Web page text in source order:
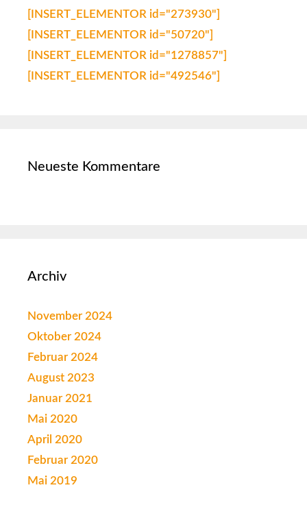
[INSERT_ELEMENTOR id="273930"]
[INSERT_ELEMENTOR id="50720"]
[INSERT_ELEMENTOR id="1278857"]
[INSERT_ELEMENTOR id="492546"]
Neueste Kommentare
Archiv
November 2024
Oktober 2024
Februar 2024
August 2023
Januar 2021
Mai 2020
April 2020
Februar 2020
Mai 2019